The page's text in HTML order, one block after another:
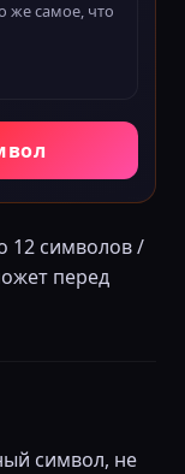
же самое, что
12 символов /
перед
символ, не